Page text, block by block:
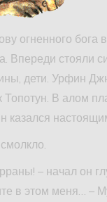
огненного
Впереди стояли
дети. Урфин
Топотун. В алом
казался
– начал он
в этом меня… –